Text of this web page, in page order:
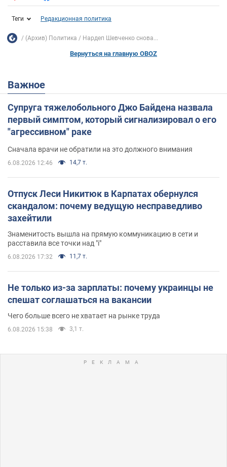
Теги Редакционная политика
(Архив) Политика Нардеп Шевченко снова...
Вернуться на главную OBOZ
Важное
Супруга тяжелобольного Джо Байдена назвала
первый симптом, который сигнализировал о его
"агрессивном" раке
Сначала врачи не обратили на это должного внимания
6.08.2026 12:46 14,7 т.
Отпуск Леси Никитюк в Карпатах обернулся
скандалом: почему ведущую несправедливо
захейтили
Знаменитость вышла на прямую коммуникацию в сети и
расставила все точки над "i"
6.08.2026 17:32 11,7 т.
Не только из-за зарплаты: почему украинцы не
спешат соглашаться на вакансии
Чего больше всего не хватает на рынке труда
6.08.2026 15:38 3,1 т.